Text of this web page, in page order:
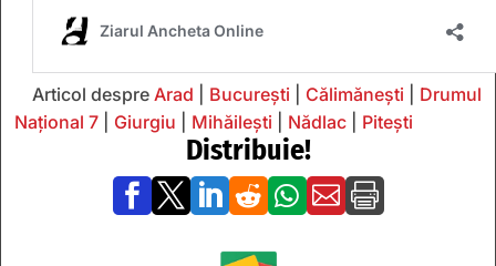
Articol despre Arad București Călimănești
Drumul
Național 7
Giurgiu Mihăilești Nădlac Pitești
Distribuie!
      